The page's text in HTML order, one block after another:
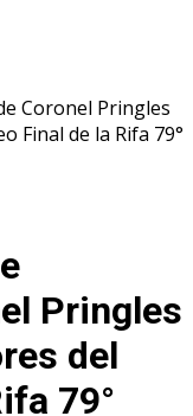
Coronel Pringles
Final de la Rifa 79°
Pringles
del
79°